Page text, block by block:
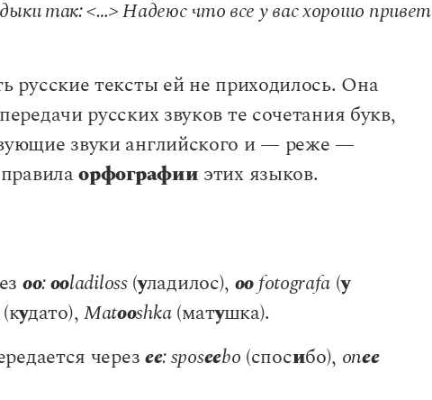
так: <…> Надеюс что все у вас хорошо привет
русские тексты ей не приходилось. Она
русских звуков те сочетания букв,
звуки английского и — реже —
правилаорфографии этих языков.
оо: ooladiloss(уладилос), oo fotografa (у
(кудато), Matooshka(матушка).
через ee: sposeebo (спосибо), onee